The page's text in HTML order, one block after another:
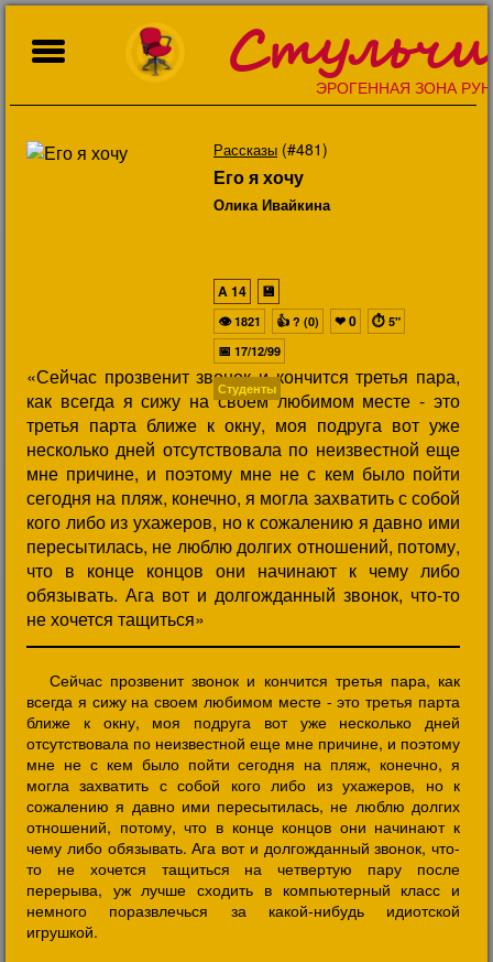
ЭРОГЕННАЯ ЗОНА
Рассказы (#481)
Его я хочу
Олика Ивайкина
«Сейчас прозвенит звонок и кончится третья пара,
как всегда я сижу на своем любимом месте - это
третья парта ближе к окну, моя подруга вот уже
несколько дней отсутствовала по неизвестной еще
мне причине, и поэтому мне не с кем было пойти
сегодня на пляж, конечно, я могла захватить с собой
кого либо из ухажеров, но к сожалению я давно ими
пересытилась, не люблю долгих отношений, потому,
что в конце концов они начинают к чему либо
обязывать. Ага вот и долгожданный звонок, что-то
не хочется тащиться»
A14
💾
👁1821 👍 ? (0) ❤0 ⏱ 5"
📅 17/12/99
Студенты
Сейчас прозвенит звонок и кончится третья пара, как
всегда я сижу на своем любимом месте - это третья парта
ближе к окну, моя подруга вот уже несколько дней
отсутствовала по неизвестной еще мне причине, и поэтому
мне не с кем было пойти сегодня на пляж, конечно, я
могла захватить с собой кого либо из ухажеров, но к
сожалению я давно ими пересытилась, не люблю долгих
отношений, потому, что в конце концов они начинают к
чему либо обязывать. Ага вот и долгожданный звонок, что-
то не хочется тащиться на четвертую пару после
перерыва, уж лучше сходить в компьютерный класс и
немного поразвлечься за какой-нибудь идиотской
игрушкой.